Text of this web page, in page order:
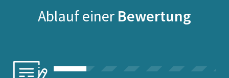
Ablauf einer Bewertung